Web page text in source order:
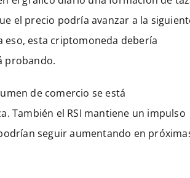
el precio podría avanzar a la
eso, esta criptomoneda debería
probando.
de comercio se está
También el RSI mantiene un impulso
seguir aumentando en